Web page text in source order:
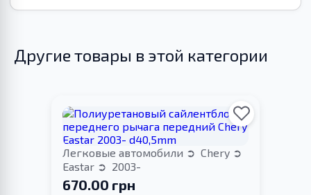
Другие товары в этой категории
Легковые автомобили
Chery
Eastar
2003-
670.00 грн